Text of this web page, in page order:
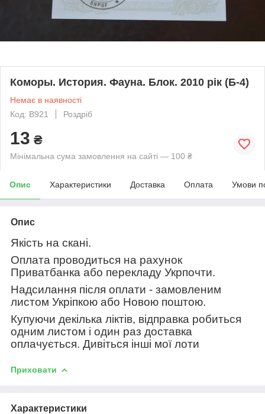
Коморы. История. Фауна. Блок. 2010 рік (Б-4)
Немає в наявності
Код: В921
Роздріб
13 ₴
Мінімальна сума замовлення на сайті — 100 ₴
Опис Характеристики Доставка Оплата Умови
Опис
Якість на скані.
Оплата проводиться на рахунок
Приватбанка або перекладу Укрпочти.
Надсилання після оплати - замовленим
листом Укріпкою або Новою поштою.
Купуючи декілька ліктів, відправка робиться
одним листом і один раз доставка
оплачується. Дивіться інші мої лоти
Приховати
Характеристики